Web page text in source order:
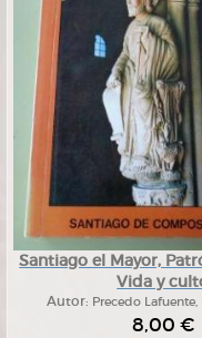
Santiago el Mayor,
Vida y
Autor: Precedo Lafuente,
8,00 €